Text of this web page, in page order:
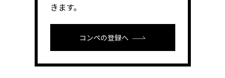
きます。
コンペの登録へ